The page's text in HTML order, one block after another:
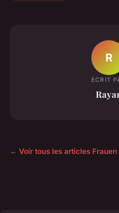
R
ECRIT
← Voir tous les articles